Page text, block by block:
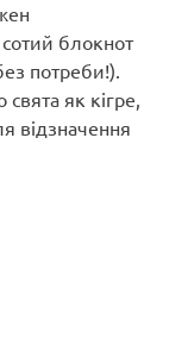
блокнот
потреби!).
свята як кігре,
відзначення